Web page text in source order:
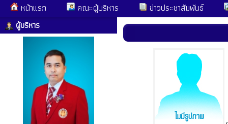
หน้าแรก คณะผู้บริหาร ข่าวประชาสัมพันธ์
ผู้บริหาร